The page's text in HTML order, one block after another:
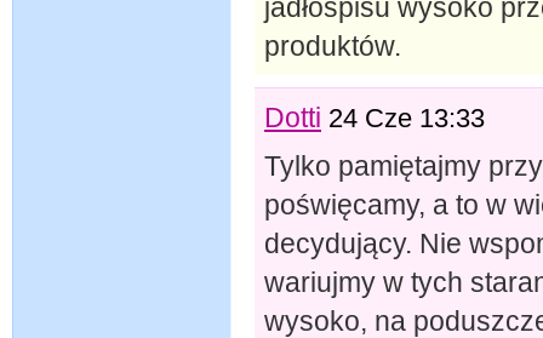
jadłospisu wysoko
produktów.
Dotti 24 Cze 13:33
Tylko pamiętajmy
poświęcamy, a to w
decydujący. Nie
wariujmy w tych
wysoko, na